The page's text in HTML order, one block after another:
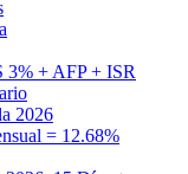
3% + AFP + ISR
2026
= 12.68%